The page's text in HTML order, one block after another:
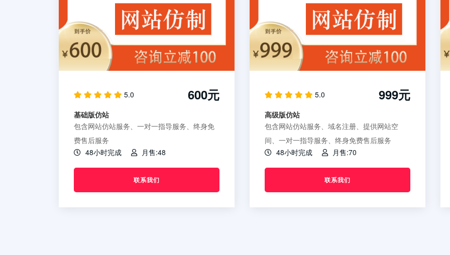
5.0 600元
基础版仿站
包含网站仿站服务、一对一指导服务、终身免
费售后服务
48小时完成
月售:48
联系我们
5.0 999元
高级版仿站
包含网站仿站服务、域名注册、提供网站空
间、一对一指导服务、终身免费售后服务
48小时完成
月售:70
联系我们